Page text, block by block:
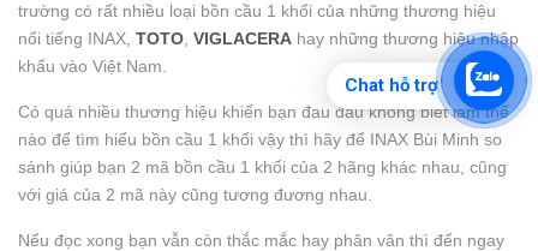
trường có rất nhiều loại bồn cầu 1 khối của những thương hiệu
nổi tiếng INAX, TOTO VIGLACERA hay những thương hiệu nhập
khẩu vào Việt Nam.
Có quá nhiều thương hiệu khiến bạn đau đầu không biết làm thế
nào để tìm hiểu bồn cầu 1 khối vậy thì hãy để INAX Bùi Minh so
sánh giúp bạn 2 mã bồn cầu 1 khối của 2 hãng khác nhau, cũng
với giá của 2 mã này cũng tương đương nhau.
Nếu đọc xong bạn vẫn còn thắc mắc hay phân vân thì đến ngay
Chat hỗ trợ